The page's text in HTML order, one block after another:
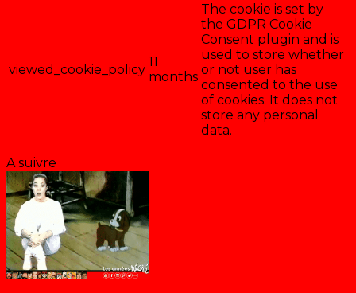
viewed_cookie_policy
11
months
The cookie is set by
the GDPR Cookie
Consent plugin and is
used to store whether
or not user has
consented to the use
of cookies. It does not
store any personal
data.
A suivre